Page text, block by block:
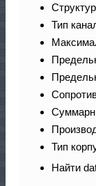
Тип
Тип
Найти